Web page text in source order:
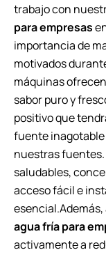
trabajo con
para empresas
importancia de
motivados
máquinas
sabor puro y
positivo que
fuente
nuestras
saludables,
acceso fácil e
agua fría para
activamente a